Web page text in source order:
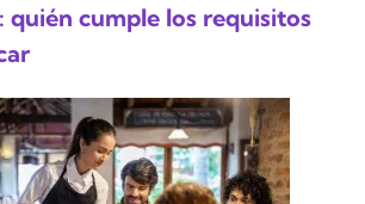
quién cumple los requisitos